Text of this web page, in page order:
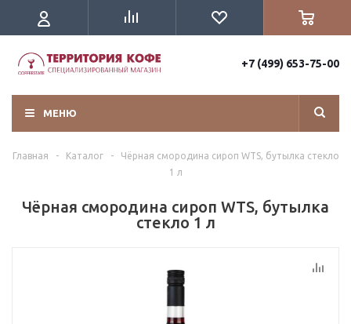
+7 (499) 653-75-00
МЕНЮ
Главная - Каталог -
Чёрная смородина cироп WTS, бутылка стекло
1 л
Чёрная смородина cироп WTS, бутылка
стекло 1 л